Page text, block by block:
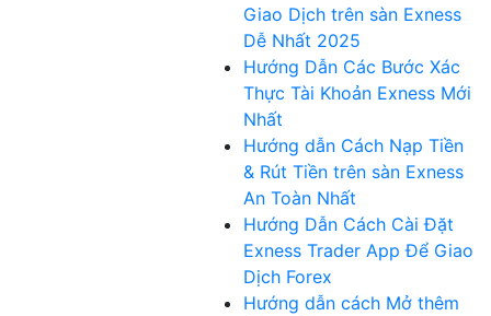
Giao Dịch trên sàn Exness
Dễ Nhất 2025
Hướng Dẫn Các Bước Xác
Thực Tài Khoản Exness Mới
Nhất
Hướng dẫn Cách Nạp Tiền
& Rút Tiền trên sàn Exness
An Toàn Nhất
Hướng Dẫn Cách Cài Đặt
Exness Trader App Để Giao
Dịch Forex
Hướng dẫn cách Mở thêm